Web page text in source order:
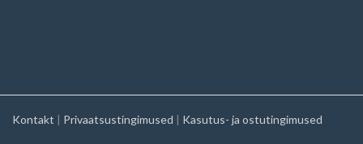
Kontakt | Privaatsustingimused | Kasutus- ja ostutingimused